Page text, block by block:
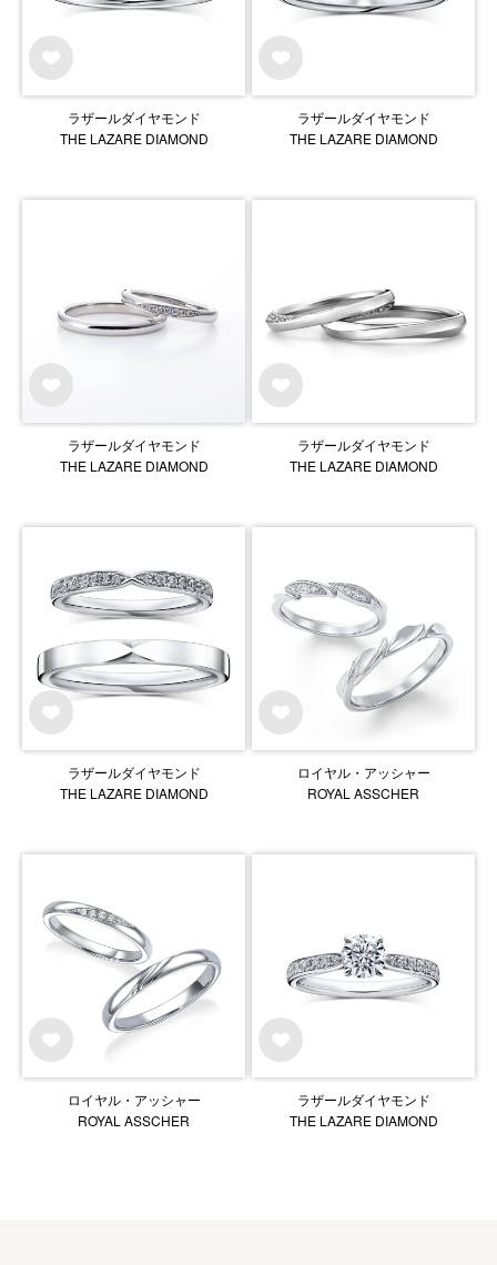
ラザールダイヤモンド
THE LAZARE DIAMOND
ラザールダイヤモンド
THE LAZARE DIAMOND
ラザールダイヤモンド
THE LAZARE DIAMOND
ラザールダイヤモンド
THE LAZARE DIAMOND
ラザールダイヤモンド
THE LAZARE DIAMOND
ロイヤル・アッシャー
ROYAL ASSCHER
ロイヤル・アッシャー
ROYAL ASSCHER
ラザールダイヤモンド
THE LAZARE DIAMOND